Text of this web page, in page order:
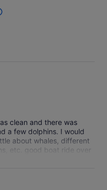
clean and there was
a few dolphins. I would
about whales, different
etc. good boat ride over